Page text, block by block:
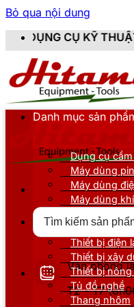
Bỏ qua nội dung
THUẬT HITAMI -
Văn phòng
T2 - T7
Danh mục sản
Dụng cụ
Máy dùng pin
Máy dùng
Máy dùng
Thiết bị nâng
Thiết bị điện
Thiết bị xây
Thiết bị
Tủ đồ nghề
Thang nhôm